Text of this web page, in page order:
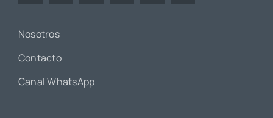
Nosotros
Contacto
Canal WhatsApp